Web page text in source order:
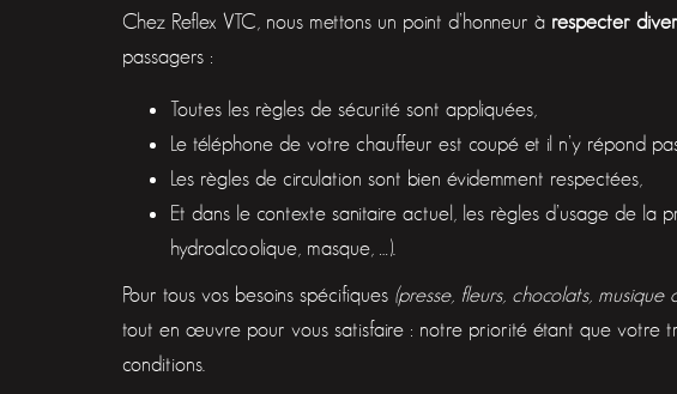
Chez Reflex VTC, nous mettons un point d’honneur à respecter
passagers :
Toutes les règles de sécurité sont appliquées,
Le téléphone de votre chauffeur est coupé et il n’y répond
Les règles de circulation sont bien évidemment respectées,
Et dans le contexte sanitaire actuel, les règles d’usage de la
hydroalcoolique, masque, …).
Pour tous vos besoins spécifiques (presse, fleurs, chocolats, musique
tout en œuvre pour vous satisfaire : notre priorité étant que votre
conditions.